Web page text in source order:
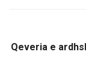
Qeveria e